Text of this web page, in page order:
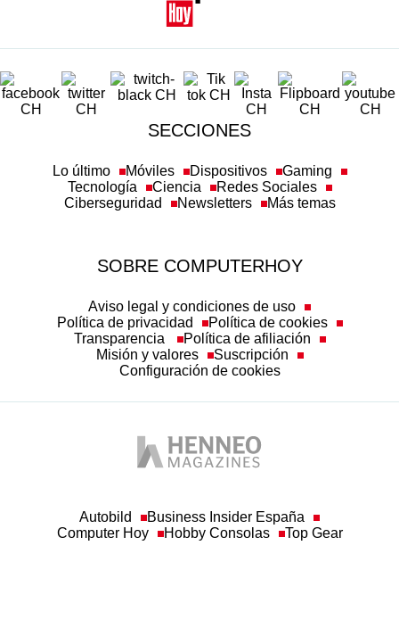
SECCIONES
Lo último Móviles Dispositivos
Gaming
Tecnología
Ciencia
Redes Sociales
Ciberseguridad
Newsletters Más temas
SOBRE COMPUTERHOY
Aviso legal y condiciones de uso
Política de privacidad
Política de cookies
Transparencia
Política de afiliación
Misión y valores
Suscripción
Configuración de cookies
Autobild
Business Insider España
Computer Hoy
Hobby Consolas Top Gear